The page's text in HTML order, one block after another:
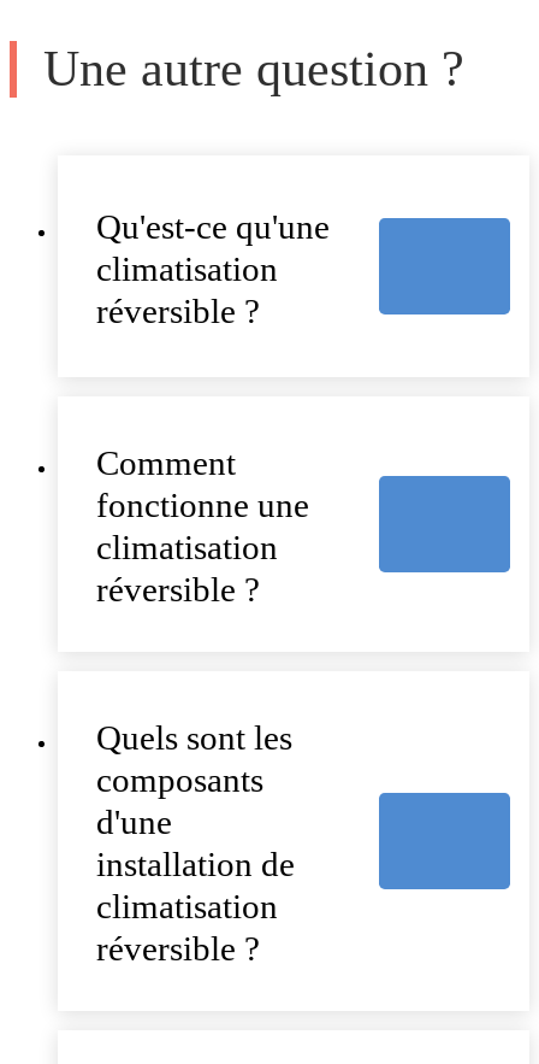
Une autre question ?
Qu'est-ce qu'une
climatisation
réversible ?
Comment
fonctionne une
climatisation
réversible ?
Quels sont les
composants
d'une
installation de
climatisation
réversible ?